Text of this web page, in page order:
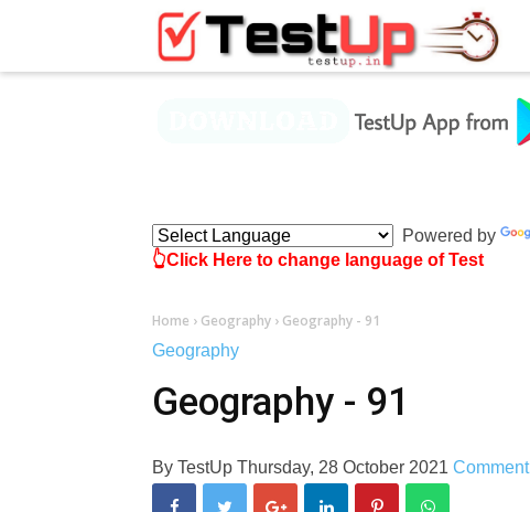
Powered by
👆Click Here to change language of Test
Home › Geography › Geography - 91
Geography
Geography - 91
By TestUp Thursday, 28 October 2021 Comment